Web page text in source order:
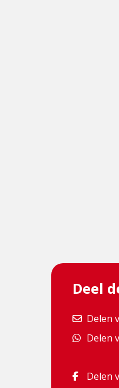
Deel
Delen
Delen
Delen
Delen
Delen
Delen